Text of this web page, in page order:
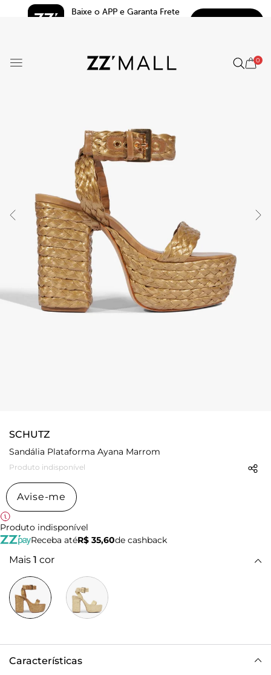
Baixe o APP e Garanta Frete
0
SCHUTZ
Sandália Plataforma Ayana Marrom
Produto indisponível
Avise-me
Produto indisponível
Receba atéR$ 35,60de cashback
Mais 1 cor
Características